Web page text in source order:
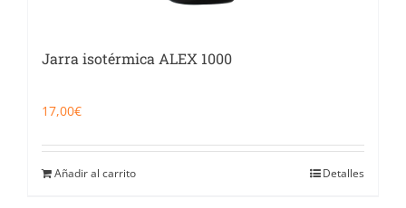
Jarra isotérmica ALEX 1000
17,00€
Añadir al carrito Detalles